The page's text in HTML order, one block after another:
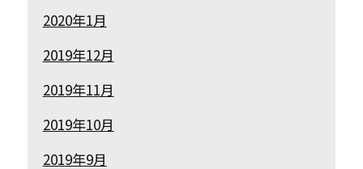
2020年1月
2019年12月
2019年11月
2019年10月
2019年9月